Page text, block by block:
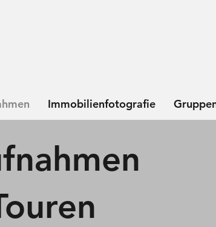
Immobilienfotografie